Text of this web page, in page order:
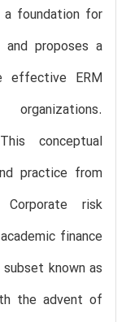
foundation for
and proposes a
effective ERM
conceptual
practice from
risk
finance
known as
the advent of